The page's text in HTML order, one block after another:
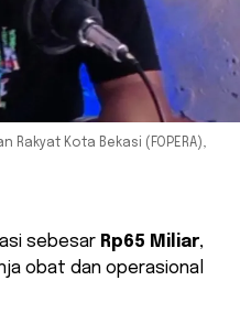
Kota Bekasi (FOPERA),
sebesar Rp65 Miliar,
obat dan operasional